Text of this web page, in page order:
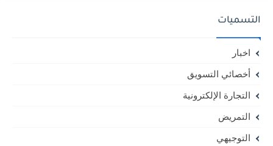
التسميات
اخبار
أخصائي التسويق
التجارة الإلكترونية
التمريض
التوجيهي